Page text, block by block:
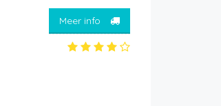
Meer info